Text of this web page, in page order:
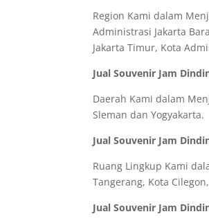
Region Kami dalam
Administrasi Jakarta
Jakarta Timur, Kota
Jual Souvenir Jam
Daerah Kami dalam
Sleman dan Yogyakarta.
Jual Souvenir Jam
Ruang Lingkup Kami
Tangerang, Kota
Jual Souvenir Jam